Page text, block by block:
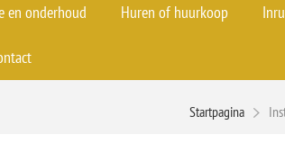
en onderhoud Huren of huurkoop
Startpagina